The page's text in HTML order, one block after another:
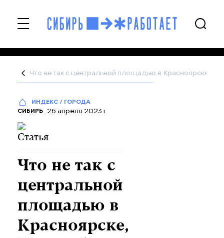
Что не так с центральной площадью в Красноярске,
ИНДЕКС / ГОРОДА
СИБИРЬ 26 апреля 2023 г
Что не так с
центральной
площадью в
Красноярске,